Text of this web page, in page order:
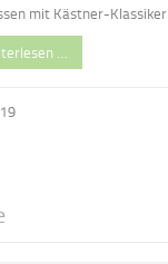
mit Kästner-Klassiker
…